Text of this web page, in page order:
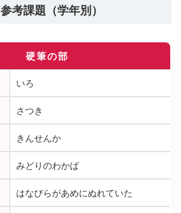
参考課題（学年別）
硬筆の部
いろ
さつき
きんせんか
みどりのわかば
はなびらがあめにぬれていた